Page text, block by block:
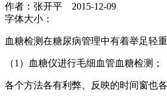
作者：张开平 2015-12-09
字体大小：
血糖检测在糖尿病管理中有着举足轻
（1）血糖仪进行毛细血管血糖检测
各个方法各有利弊、反映的时间窗也各